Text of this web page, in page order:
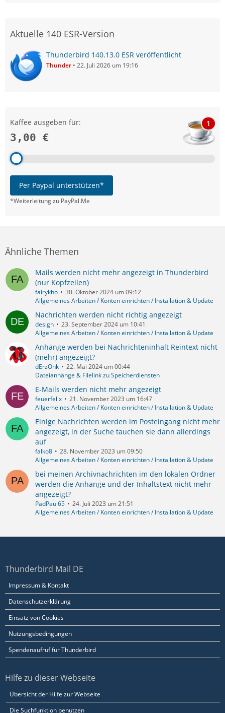
Aktuelle 140 ESR-Version
Thunderbird 140.13.0 ESR veröffentlicht
Thunder 22. Juli 2026 um 19:16
Kaffee ausgeben für:
3,00 €
1
Per Paypal unterstützen*
*Weiterleitung zu PayPal.Me
Ähnliche Themen
Mails werden nicht mehr angezeigt in Thunderbird
(nur Kopfzeilen)
fairykho
30. Oktober 2024 um 09:12
Allgemeines Arbeiten / Konten einrichten / Installation & Update
Nachrichten werden nicht richtig angezeigt
design
23. September 2024 um 10:41
Allgemeines Arbeiten / Konten einrichten / Installation & Update
Anhänge werden bei Nachrichteninhalt Reintext nicht
(mehr) angezeigt?
dErzOnk
22. Mai 2024 um 00:44
Dateianhänge & Filelink zu Speicherdiensten
E-Mails werden nicht mehr angezeigt
feuerfelix
21. November 2023 um 16:47
Allgemeines Arbeiten / Konten einrichten / Installation & Update
Einige Nachrichten werden im Posteingang nicht mehr
angezeigt, in der Suche tauchen sie dann allerdings
auf
falko8
28. November 2023 um 09:50
Allgemeines Arbeiten / Konten einrichten / Installation & Update
bei meinen Archivnachrichten im den lokalen Ordner
werden die Anhänge und der Inhaltstext nicht mehr
angezeigt?
PadPaul65
24. Juli 2023 um 21:51
Allgemeines Arbeiten / Konten einrichten / Installation & Update
Thunderbird Mail DE
Impressum & Kontakt
Datenschutzerklärung
Einsatz von Cookies
Nutzungsbedingungen
Spendenaufruf für Thunderbird
Hilfe zu dieser Webseite
Übersicht der Hilfe zur Webseite
Die Suchfunktion benutzen